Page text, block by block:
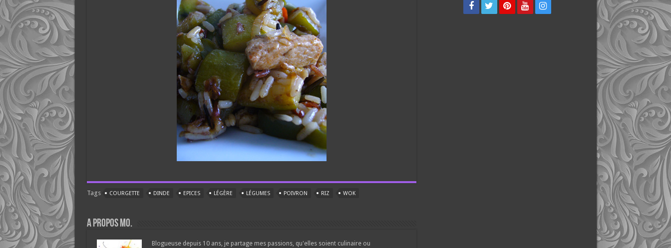
Tags COURGETTE DINDE EPICES LÉGÈRE LÉGUMES POIVRON RIZ WOK
A propos Mo.
Blogueuse depuis 10 ans, je partage mes passions, qu'elles soient culinaire ou